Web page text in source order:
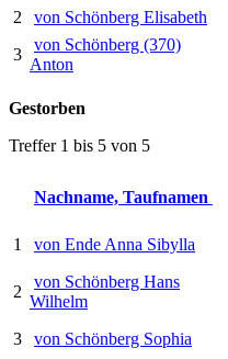
2
von Schönberg Elisabeth
3
von Schönberg (370)
Anton
Gestorben
Treffer 1 bis 5 von 5
Nachname, Taufnamen
1
von Ende Anna Sibylla
2
von Schönberg Hans
Wilhelm
3 von Schönberg Sophia